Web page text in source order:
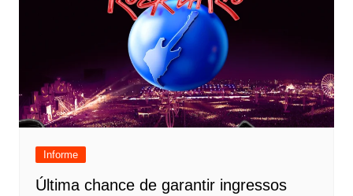
Informe
Última chance de garantir ingressos